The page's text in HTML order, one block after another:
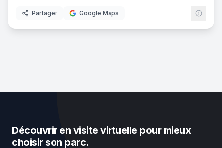
Partager Google Maps
Découvrir en visite virtuelle pour mieux
choisir son parc.